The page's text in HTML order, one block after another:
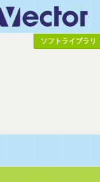
ソフトライブラリ